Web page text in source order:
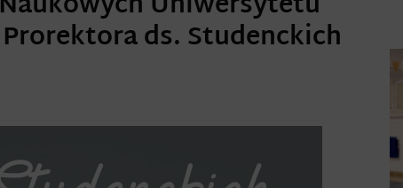
ds. Studenckich